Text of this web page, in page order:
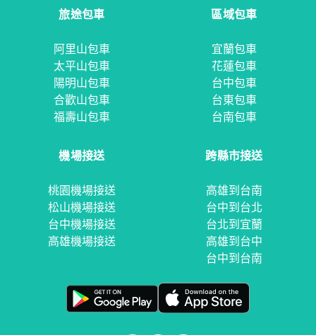
旅途包車
阿里山包車
太平山包車
陽明山包車
合歡山包車
福壽山包車
區域包車
宜蘭包車
花蓮包車
台中包車
台東包車
台南包車
機場接送
桃園機場接送
松山機場接送
台中機場接送
高雄機場接送
跨縣市接送
高雄到台南
台中到台北
台北到宜蘭
高雄到台中
台中到台南